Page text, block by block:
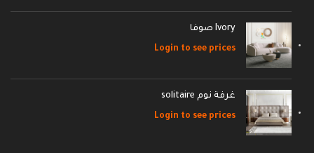
Ivory صوفا
Login to see prices
غرفة نوم solitaire
Login to see prices